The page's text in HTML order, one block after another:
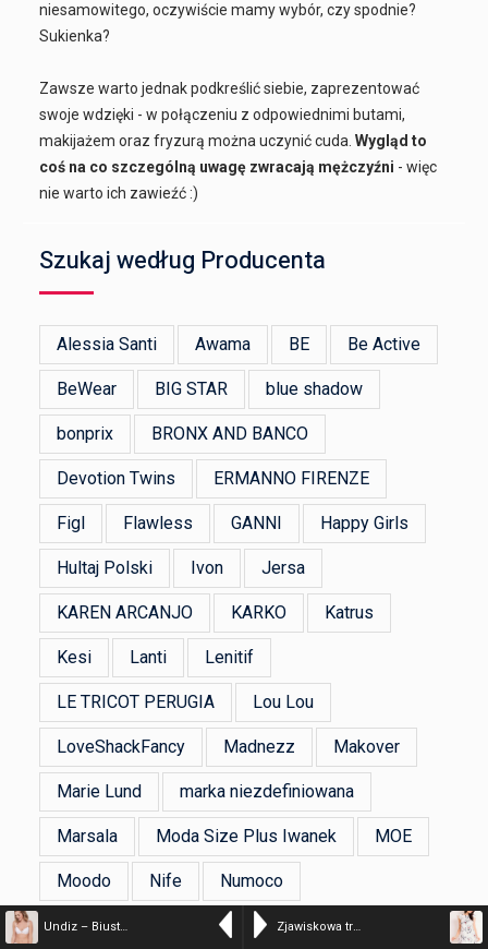
Undiz – Biustonosz EVERYDAYIZ Zjawiskowa trapezowa sukienka w kwiaty z falbankami
niesamowitego, oczywiście mamy wybór, czy spodnie?
Sukienka?
Zawsze warto jednak podkreślić siebie, zaprezentować
swoje wdzięki - w połączeniu z odpowiednimi butami,
makijażem oraz fryzurą można uczynić cuda.Wygląd to
coś na co szczególną uwagę zwracają mężczyźni - więc
nie warto ich zawieźć :)
Szukaj według Producenta
Alessia Santi Awama BE Be Active
BeWear BIG STAR blue shadow
bonprix BRONX AND BANCO
Devotion Twins ERMANNO FIRENZE
Figl Flawless GANNI Happy Girls
Hultaj Polski Ivon Jersa
KAREN ARCANJO KARKO Katrus
Kesi Lanti Lenitif
LE TRICOT PERUGIA Lou Lou
LoveShackFancy Madnezz Makover
Marie Lund marka niezdefiniowana
Marsala Moda Size Plus Iwanek MOE
Moodo Nife Numoco
Produkt Polski Souza Stylove